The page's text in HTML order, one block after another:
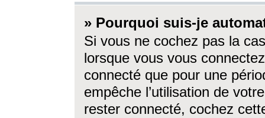
» Pourquoi suis-je
Si vous ne cochez pas la
lorsque vous vous
connecté que pour une
empêche l’utilisation de
rester connecté, cochez